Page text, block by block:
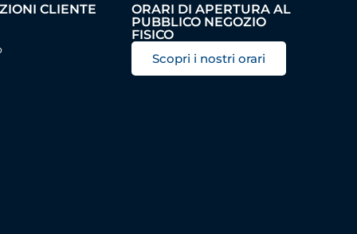
CLIENTE
ORARI DI APERTURA AL
PUBBLICO NEGOZIO
FISICO
Scopri i nostri orari